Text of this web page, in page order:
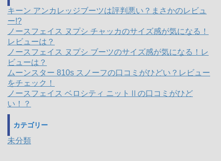
キーン アンカレッジブーツは評判悪い？まさかのレビュ
ー!?
ノースフェイス ヌプシ チャッカのサイズ感が気になる！
レビューは？
ノースフェイス ヌプシ ブーツのサイズ感が気になる！レ
ビューは？
ムーンスター 810s スノーフの口コミがひどい？レビュー
をチェック！
ノースフェイス ベロシティ ニットⅡの口コミがひど
い！？
カテゴリー
未分類